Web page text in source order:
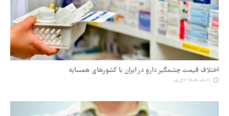
اختلاف قیمت چشمگیر دارو در ایران با کشورهای همسایه
۱۴۰۴-۰۹-۱۱ ۰۸:۵۲